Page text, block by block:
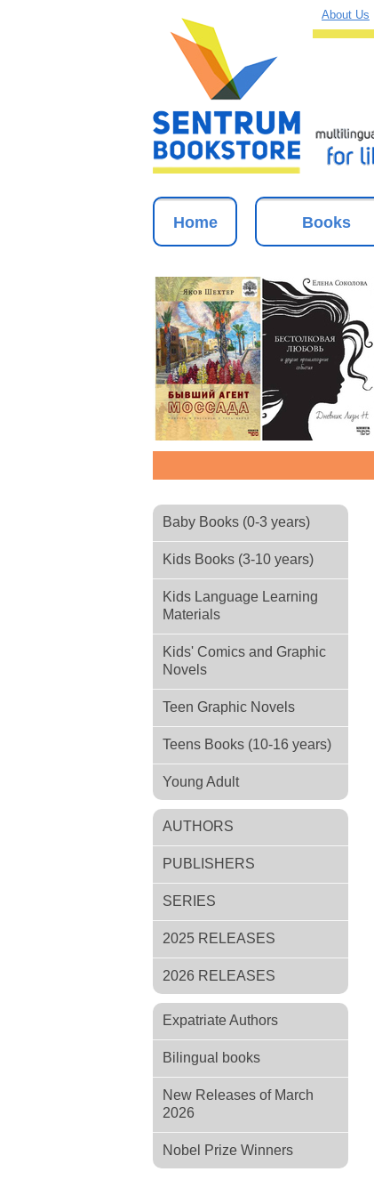
About Us
Home Books
Baby Books (0-3 years)
Kids Books (3-10 years)
Kids Language Learning
Materials
Kids' Comics and Graphic
Novels
Teen Graphic Novels
Teens Books (10-16 years)
Young Adult
AUTHORS
PUBLISHERS
SERIES
2025 RELEASES
2026 RELEASES
Expatriate Authors
Bilingual books
New Releases of March
2026
Nobel Prize Winners